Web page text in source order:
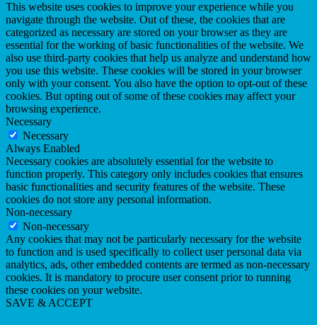
This website uses cookies to improve your experience while you
navigate through the website. Out of these, the cookies that are
categorized as necessary are stored on your browser as they are
essential for the working of basic functionalities of the website. We
also use third-party cookies that help us analyze and understand how
you use this website. These cookies will be stored in your browser
only with your consent. You also have the option to opt-out of these
cookies. But opting out of some of these cookies may affect your
browsing experience.
Necessary
Necessary
Always Enabled
Necessary cookies are absolutely essential for the website to
function properly. This category only includes cookies that ensures
basic functionalities and security features of the website. These
cookies do not store any personal information.
Non-necessary
Non-necessary
Any cookies that may not be particularly necessary for the website
to function and is used specifically to collect user personal data via
analytics, ads, other embedded contents are termed as non-necessary
cookies. It is mandatory to procure user consent prior to running
these cookies on your website.
SAVE & ACCEPT